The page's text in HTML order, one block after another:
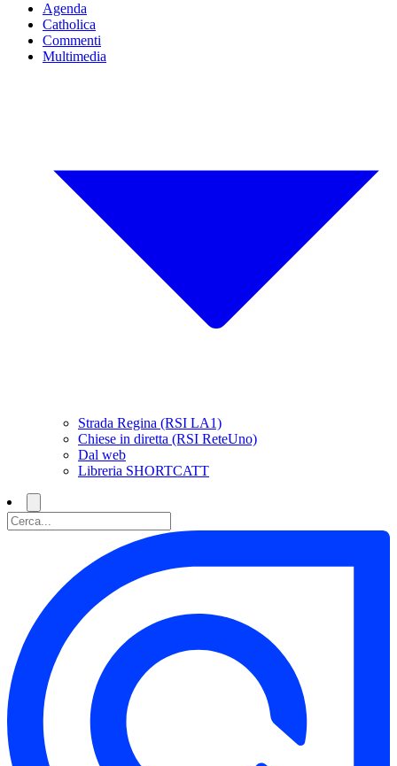
Agenda
Catholica
Commenti
Multimedia
Strada Regina (RSI LA1)
Chiese in diretta (RSI ReteUno)
Dal web
Libreria SHORTCATT